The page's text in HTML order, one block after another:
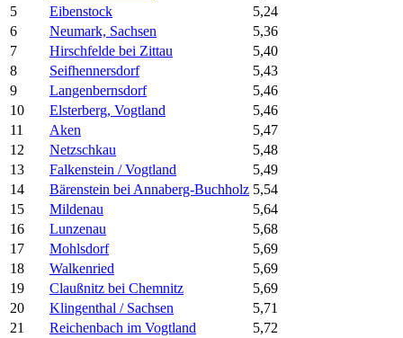
5
Eibenstock
5,24
6
Neumark, Sachsen
5,36
7
Hirschfelde bei Zittau
5,40
8
Seifhennersdorf
5,43
9
Langenbernsdorf
5,46
10
Elsterberg, Vogtland
5,46
11
Aken
5,47
12
Netzschkau
5,48
13
Falkenstein / Vogtland
5,49
14
Bärenstein bei Annaberg-Buchholz 5,54
15
Mildenau
5,64
16
Lunzenau
5,68
17
Mohlsdorf
5,69
18
Walkenried
5,69
19
Claußnitz bei Chemnitz
5,69
20
Klingenthal / Sachsen
5,71
21
Reichenbach im Vogtland
5,72